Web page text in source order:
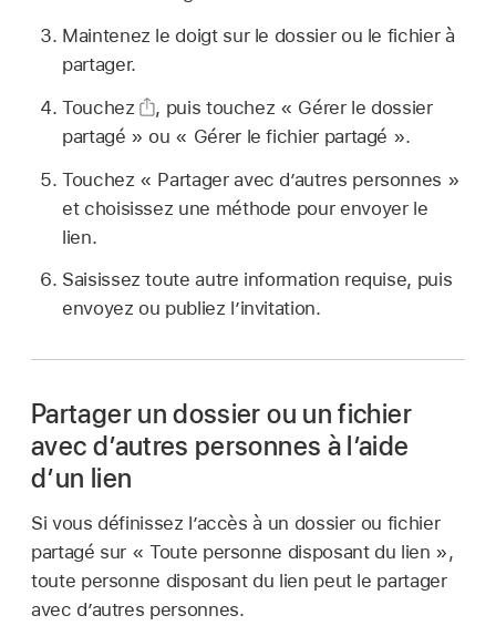
Maintenez le doigt sur le dossier ou le fichier à
partager.
Touchez
, puis touchez « Gérer le dossier
partagé » ou « Gérer le fichier partagé ».
Touchez « Partager avec d’autres personnes »
et choisissez une méthode pour envoyer le
lien.
Saisissez toute autre information requise, puis
envoyez ou publiez l’invitation.
Partager un dossier ou un fichier
avec d’autres personnes à l’aide
d’un lien
Si vous définissez l’accès à un dossier ou fichier
partagé sur « Toute personne disposant du lien »,
toute personne disposant du lien peut le partager
avec d’autres personnes.